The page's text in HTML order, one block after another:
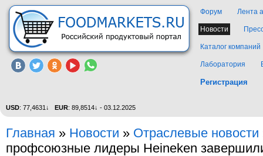
Форум Лента
Новости
Каталог компаний
Лаборатория
Регистрация
USD: 77,4631↓ EUR: 89,8514↓ - 03.12.2025
Главная » Новости » Отраслевые новости
профсоюзные лидеры Heineken